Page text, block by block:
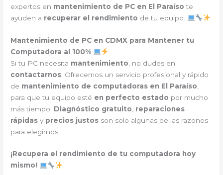
expertos en mantenimiento de PC en El Paraíso te
ayuden a recuperar el rendimiento de tu equipo.
Mantenimiento de PC en CDMX para Mantener tu
Computadora al 100%
Si tu PC necesita mantenimiento , no dudes en
contactarnos . Ofrecemos un servicio profesional y rápido
de mantenimiento de computadoras en El Paraíso
para que tu equipo esté en perfecto estado por mucho
más tiempo. Diagnóstico gratuito reparaciones
rápidas y precios justos son solo algunas de las razones
para elegirnos.
¡Recupera el rendimiento de tu computadora hoy
mismo!